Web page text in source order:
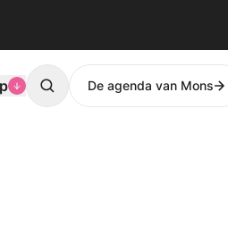
Search De agenda van Mons